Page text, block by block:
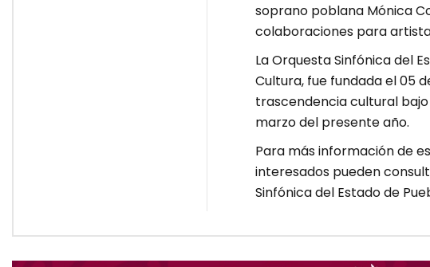
soprano poblana Mónica
colaboraciones para
La Orquesta Sinfónica del
Cultura, fue fundada el 05
trascendencia cultural
marzo del presente año.
Para más información de
interesados pueden
Sinfónica del Estado de